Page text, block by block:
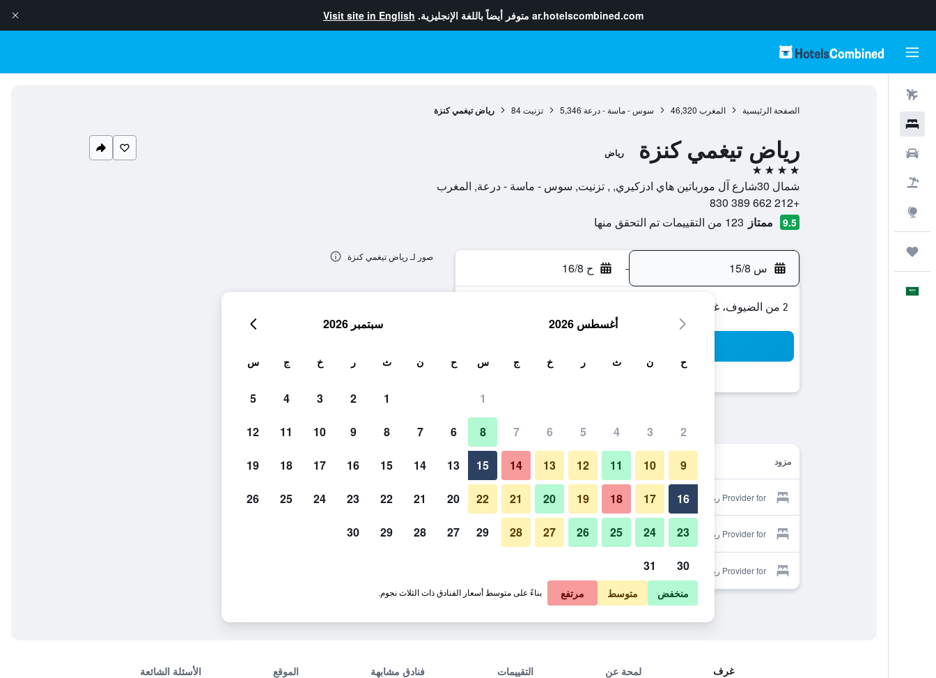
ar.hotelscombined.com متوفر أيضاً باللغة الإنجليزية. Visit site in English
الصفحة الرئيسية المغرب 46,320 سوس - ماسة - درعة 5,346 تزنيت 84 رياض تيغمي كنزة
رياض تيغمي كنزة رياض
4 نجوم
شمال 30شارع آل مورباتين هاي ادزكيري, , تزنيت, سوس - ماسة - درعة, المغرب
+212 662 389 830
9.5 ممتاز 123 من التقييمات تم التحقق منها
س 15/8 - ح 16/8
2 من الضيوف، غرفة واحدة
مزود
Provider for رياض تيغمي كنزة عرض الأسعار
Provider for رياض تيغمي كنزة عرض الأسعار
Provider for رياض تيغمي كنزة
صور لـ رياض تيغمي كنزة
غرف لمحة عن التقييمات فنادق مشابهة الموقع الأسئلة الشائعة
أغسطس 2026
ح ن ث ر خ ج س
1
2
3
4
5
6
7
8
9
10
11
12
13
14
15
16
17
18
19
20
21
22
23
24
25
26
27
28
29
30
31
سبتمبر 2026
ح ن ث ر خ ج س
1
2
3
4
5
6
7
8
9
10
11
12
13
14
15
16
17
18
19
20
21
22
23
24
25
26
27
28
29
30
منخفض متوسط مرتفع بناءً على متوسط أسعار الفنادق ذات الثلاث نجوم.